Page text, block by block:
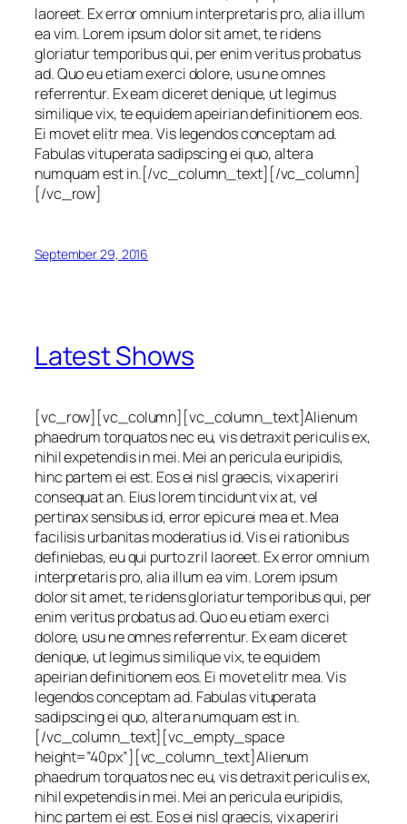
laoreet. Ex error omnium interpretaris pro, alia illum
ea vim. Lorem ipsum dolor sit amet, te ridens
gloriatur temporibus qui, per enim veritus probatus
ad. Quo eu etiam exerci dolore, usu ne omnes
referrentur. Ex eam diceret denique, ut legimus
similique vix, te equidem apeirian definitionem eos.
Ei movet elitr mea. Vis legendos conceptam ad.
Fabulas vituperata sadipscing ei quo, altera
numquam est in.[/vc_column_text][/vc_column]
[/vc_row]
September 29, 2016
Latest Shows
[vc_row][vc_column][vc_column_text]Alienum
phaedrum torquatos nec eu, vis detraxit periculis ex,
nihil expetendis in mei. Mei an pericula euripidis,
hinc partem ei est. Eos ei nisl graecis, vix aperiri
consequat an. Eius lorem tincidunt vix at, vel
pertinax sensibus id, error epicurei mea et. Mea
facilisis urbanitas moderatius id. Vis ei rationibus
definiebas, eu qui purto zril laoreet. Ex error omnium
interpretaris pro, alia illum ea vim. Lorem ipsum
dolor sit amet, te ridens gloriatur temporibus qui, per
enim veritus probatus ad. Quo eu etiam exerci
dolore, usu ne omnes referrentur. Ex eam diceret
denique, ut legimus similique vix, te equidem
apeirian definitionem eos. Ei movet elitr mea. Vis
legendos conceptam ad. Fabulas vituperata
sadipscing ei quo, altera numquam est in.
[/vc_column_text][vc_empty_space
height=”40px”][vc_column_text]Alienum
phaedrum torquatos nec eu, vis detraxit periculis ex,
nihil expetendis in mei. Mei an pericula euripidis,
hinc partem ei est. Eos ei nisl graecis, vix aperiri